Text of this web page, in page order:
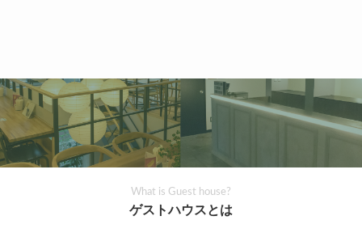
What is Guest house?
ゲストハウスとは